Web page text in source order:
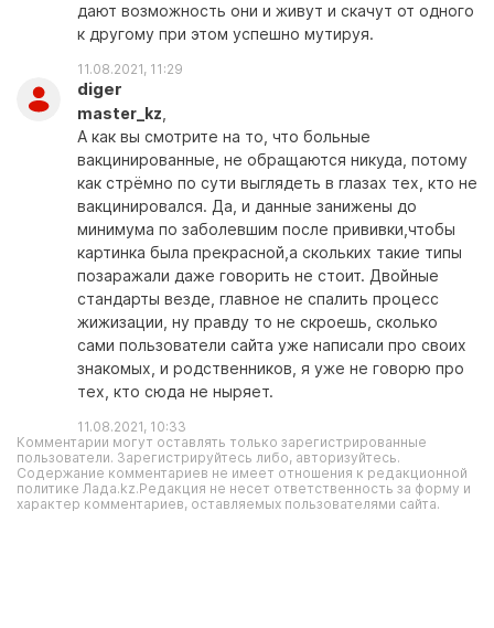
дают возможность они и живут и скачут от одного
к другому при этом успешно мутируя.
11.08.2021, 11:29
diger
master_kz
А как вы смотрите на то, что больные
вакцинированные, не обращаются никуда, потому
как стрёмно по сути выглядеть в глазах тех, кто не
вакцинировался. Да, и данные занижены до
минимума по заболевшим после прививки,чтобы
картинка была прекрасной,а скольких такие типы
позаражали даже говорить не стоит. Двойные
стандарты везде, главное не спалить процесс
жижизации, ну правду то не скроешь, сколько
сами пользователи сайта уже написали про своих
знакомых, и родственников, я уже не говорю про
тех, кто сюда не ныряет.
11.08.2021, 10:33
Комментарии могут оставлять только зарегистрированные
пользователи. Зарегистрируйтесь либо, авторизуйтесь.
Содержание комментариев не имеет отношения к редакционной
политике Лада.kz.Редакция не несет ответственность за форму и
характер комментариев, оставляемых пользователями сайта.